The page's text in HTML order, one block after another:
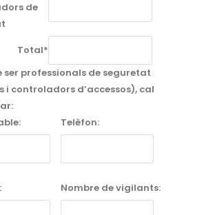
de
Total*
ser professionals de seguretat
i controladors d’accessos), cal
Telèfon:
Nombre de vigilants: